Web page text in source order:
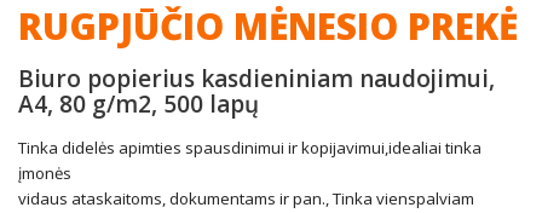
RUGPJŪČIO MĖNESIO PREKĖ
Biuro popierius kasdieniniam naudojimui,
A4, 80 g/m2, 500 lapų
Tinka didelės apimties spausdinimui ir kopijavimui,idealiai tinka
įmonės
vidaus ataskaitoms, dokumentams ir pan., Tinka vienspalviam